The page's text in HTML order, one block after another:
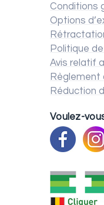
Conditions
Options
Politique
Avis relatif
Règlement
Réduction
Voulez-